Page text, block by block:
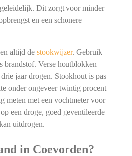
Dit zorgt voor minder
en een schonere
altijd de stookwijzer. Gebruik
brandstof. Verse houtblokken
jaar drogen. Stookhout is pas
onder ongeveer twintig procent
meten met een vochtmeter voor
een droge, goed geventileerde
uitdrogen.
in Coevorden?